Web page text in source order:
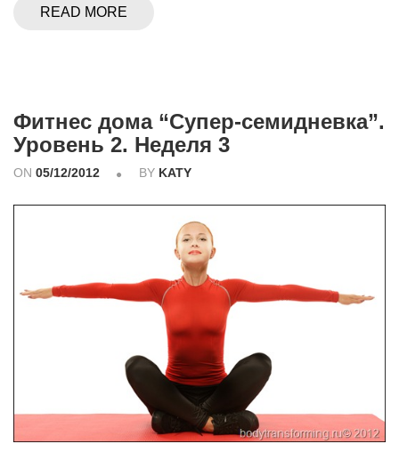
READ MORE
Фитнес дома “Супер-семидневка”.
Уровень 2. Неделя 3
ON 05/12/2012 BY KATY